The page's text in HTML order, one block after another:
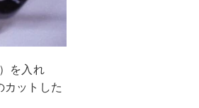
を入れ
ットした